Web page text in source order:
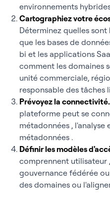
environnements
Cartographiez votre
Déterminez quelles sont
que les bases de
bi et les applications
comment les domaines
unité commerciale,
responsable des tâches
Prévoyez la connectivité.
plateforme peut se
métadonnées ,
métadonnées .
Définir les modèles
comprennent utilisateur
gouvernance fédérée
des domaines ou